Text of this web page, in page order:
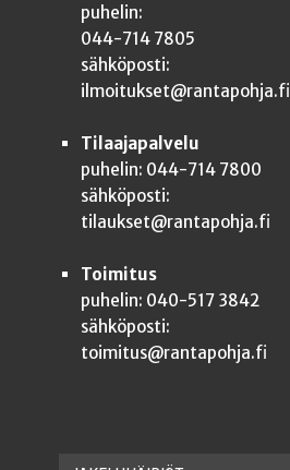
puhelin:
044-714 7805
sähköposti:
ilmoitukset@rantapohja.fi
Tilaajapalvelu
puhelin: 044-714 7800
sähköposti:
tilaukset@rantapohja.fi
Toimitus
puhelin: 040-517 3842
sähköposti:
toimitus@rantapohja.fi